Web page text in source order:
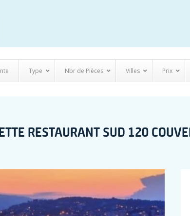
Type Nbr de Pièces Villes Prix
RESTAURANT SUD 120